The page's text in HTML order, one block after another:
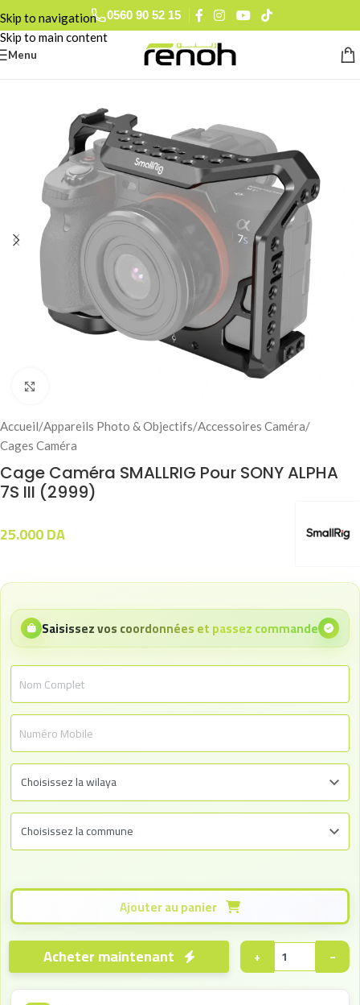
Skip to navigation
Skip to main content
0560 90 52 15
Menu
Accueil/Appareils Photo & Objectifs/Accessoires Caméra/
Cages Caméra
Cage Caméra SMALLRIG Pour SONY ALPHA
7S III (2999)
25.000DA
Saisissez vos coordonnées et passez commande
−
+
Acheter maintenant